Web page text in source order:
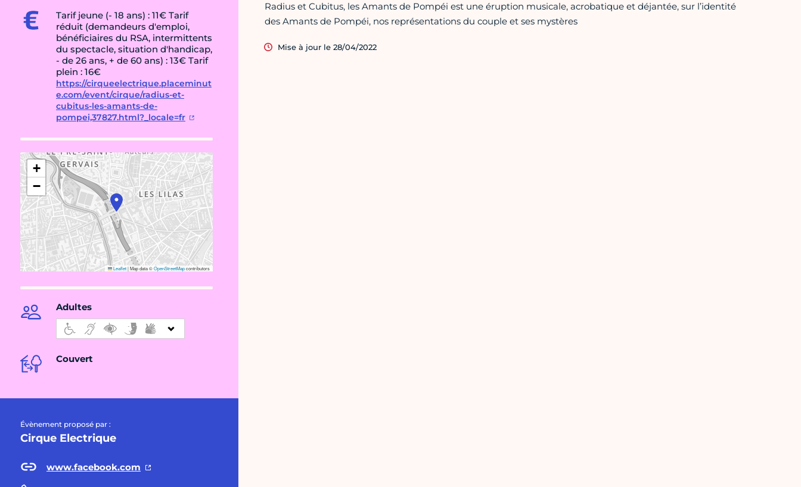
Tarif jeune (- 18 ans) : 11€ Tarif
réduit (demandeurs d'emploi,
bénéficiaires du RSA, intermittents
du spectacle, situation d'handicap,
- de 26 ans, + de 60 ans) : 13€ Tarif
plein : 16€
https://cirqueelectrique.placeminut
e.com/event/cirque/radius-et-
cubitus-les-amants-de-
pompei,37827.html?_locale=fr
+
−
Leaflet|Map data ©OpenStreetMapcontributors
Adultes
Couvert
Évènement proposé par :
Cirque Electrique
www.facebook.com
Radius et Cubitus, les Amants de Pompéi est une éruption musicale, acrobatique et déjantée, sur l’identité
des Amants de Pompéi, nos représentations du couple et ses mystères
Mise à jour le 28/04/2022